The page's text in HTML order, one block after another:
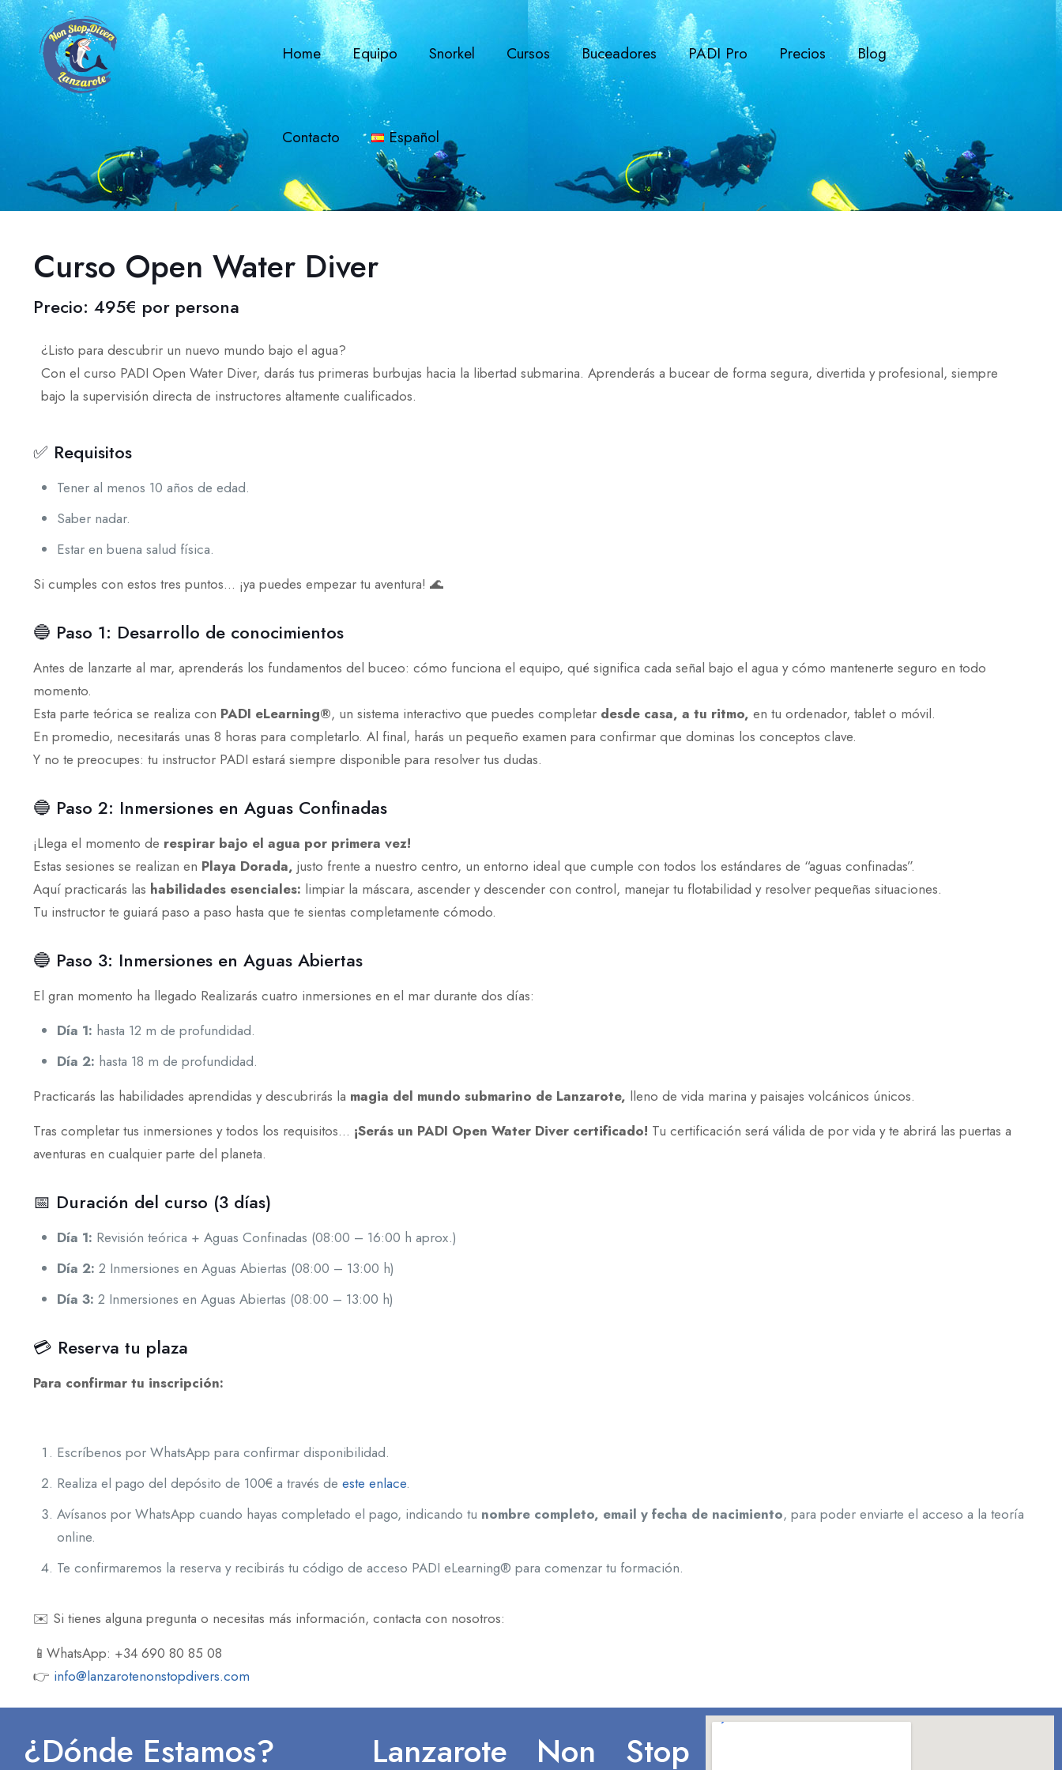
Home Equipo Snorkel Cursos Buceadores PADI Pro Precios Blog
Contacto Español
Curso Open Water Diver
Precio: 495€ por persona
¿Listo para descubrir un nuevo mundo bajo el agua?
Con el curso PADI Open Water Diver, darás tus primeras burbujas hacia la libertad submarina. Aprenderás a bucear de forma segura, divertida y profesional, siempre
bajo la supervisión directa de instructores altamente cualificados.
✅ Requisitos
Tener al menos 10 años de edad.
Saber nadar.
Estar en buena salud física.
Si cumples con estos tres puntos… ¡ya puedes empezar tu aventura! 🌊
🔵 Paso 1: Desarrollo de conocimientos
Antes de lanzarte al mar, aprenderás los fundamentos del buceo: cómo funciona el equipo, qué significa cada señal bajo el agua y cómo mantenerte seguro en todo
momento.
Esta parte teórica se realiza con PADI eLearning®, un sistema interactivo que puedes completar desde casa, a tu ritmo, en tu ordenador, tablet o móvil.
En promedio, necesitarás unas 8 horas para completarlo. Al final, harás un pequeño examen para confirmar que dominas los conceptos clave.
Y no te preocupes: tu instructor PADI estará siempre disponible para resolver tus dudas.
🔵 Paso 2: Inmersiones en Aguas Confinadas
¡Llega el momento de respirar bajo el agua por primera vez!
Estas sesiones se realizan en Playa Dorada, justo frente a nuestro centro, un entorno ideal que cumple con todos los estándares de “aguas confinadas”.
Aquí practicarás las habilidades esenciales: limpiar la máscara, ascender y descender con control, manejar tu flotabilidad y resolver pequeñas situaciones.
Tu instructor te guiará paso a paso hasta que te sientas completamente cómodo.
🔵 Paso 3: Inmersiones en Aguas Abiertas
El gran momento ha llegado Realizarás cuatro inmersiones en el mar durante dos días:
Día 1: hasta 12 m de profundidad.
Día 2: hasta 18 m de profundidad.
Practicarás las habilidades aprendidas y descubrirás la magia del mundo submarino de Lanzarote, lleno de vida marina y paisajes volcánicos únicos.
Tras completar tus inmersiones y todos los requisitos… ¡Serás un PADI Open Water Diver certificado! Tu certificación será válida de por vida y te abrirá las puertas a
aventuras en cualquier parte del planeta.
📅 Duración del curso (3 días)
Día 1: Revisión teórica + Aguas Confinadas (08:00 – 16:00 h aprox.)
Día 2: 2 Inmersiones en Aguas Abiertas (08:00 – 13:00 h)
Día 3: 2 Inmersiones en Aguas Abiertas (08:00 – 13:00 h)
💳 Reserva tu plaza
Para confirmar tu inscripción:
Escríbenos por WhatsApp para confirmar disponibilidad.
Realiza el pago del depósito de 100€ a través de este enlace.
Avísanos por WhatsApp cuando hayas completado el pago, indicando tu nombre completo, email y fecha de nacimiento, para poder enviarte el acceso a la teoría
online.
Te confirmaremos la reserva y recibirás tu código de acceso PADI eLearning® para comenzar tu formación.
✉️ Si tienes alguna pregunta o necesitas más información, contacta con nosotros:
📱WhatsApp: +34 690 80 85 08
👉 info@lanzarotenonstopdivers.com
¿Dónde Estamos?
Lanzarote Non Stop